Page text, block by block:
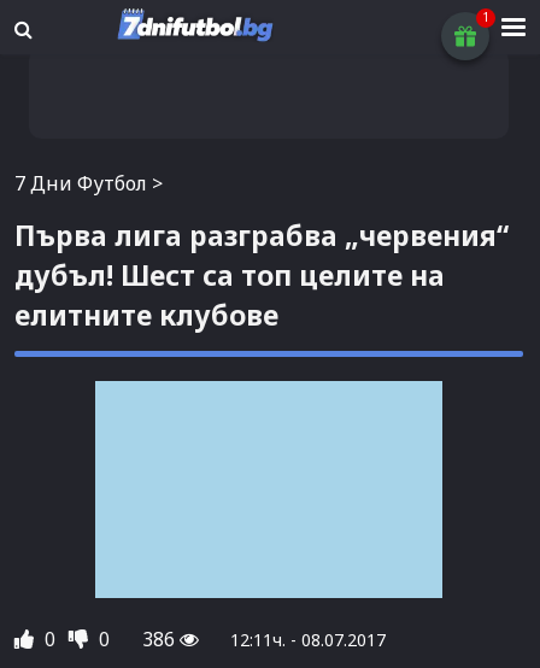
7 Дни Футбол >
Първа лига разграбва „червения“
дубъл! Шест са топ целите на
елитните клубове
0 0 386 12:11ч. - 08.07.2017